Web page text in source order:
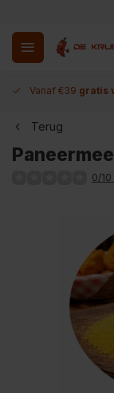
Vanaf €39 gratis
Terug
0/